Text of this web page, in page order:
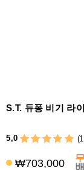
S.T. 듀퐁 비기 라
5,0
₩703,000